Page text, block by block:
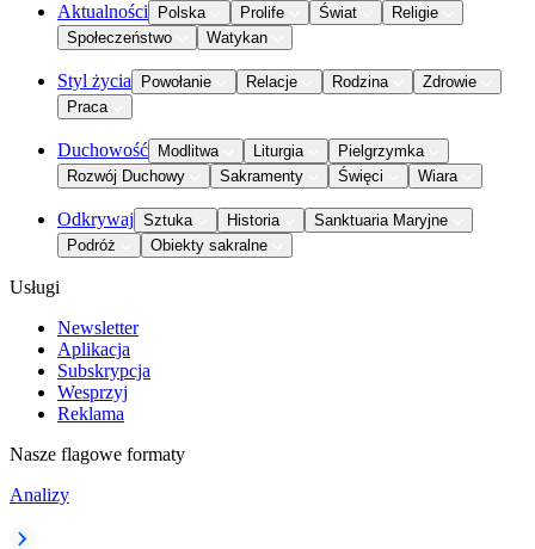
Aktualności Polska Prolife Świat
Religie
Społeczeństwo
Watykan
Styl życia Powołanie Relacje Rodzina
Zdrowie
Praca
Duchowość Modlitwa Liturgia
Pielgrzymka
Rozwój Duchowy
Sakramenty Święci Wiara
Odkrywaj Sztuka Historia
Sanktuaria Maryjne
Podróż
Obiekty sakralne
Usługi
Newsletter
Aplikacja
Subskrypcja
Wesprzyj
Reklama
Nasze flagowe formaty
Analizy